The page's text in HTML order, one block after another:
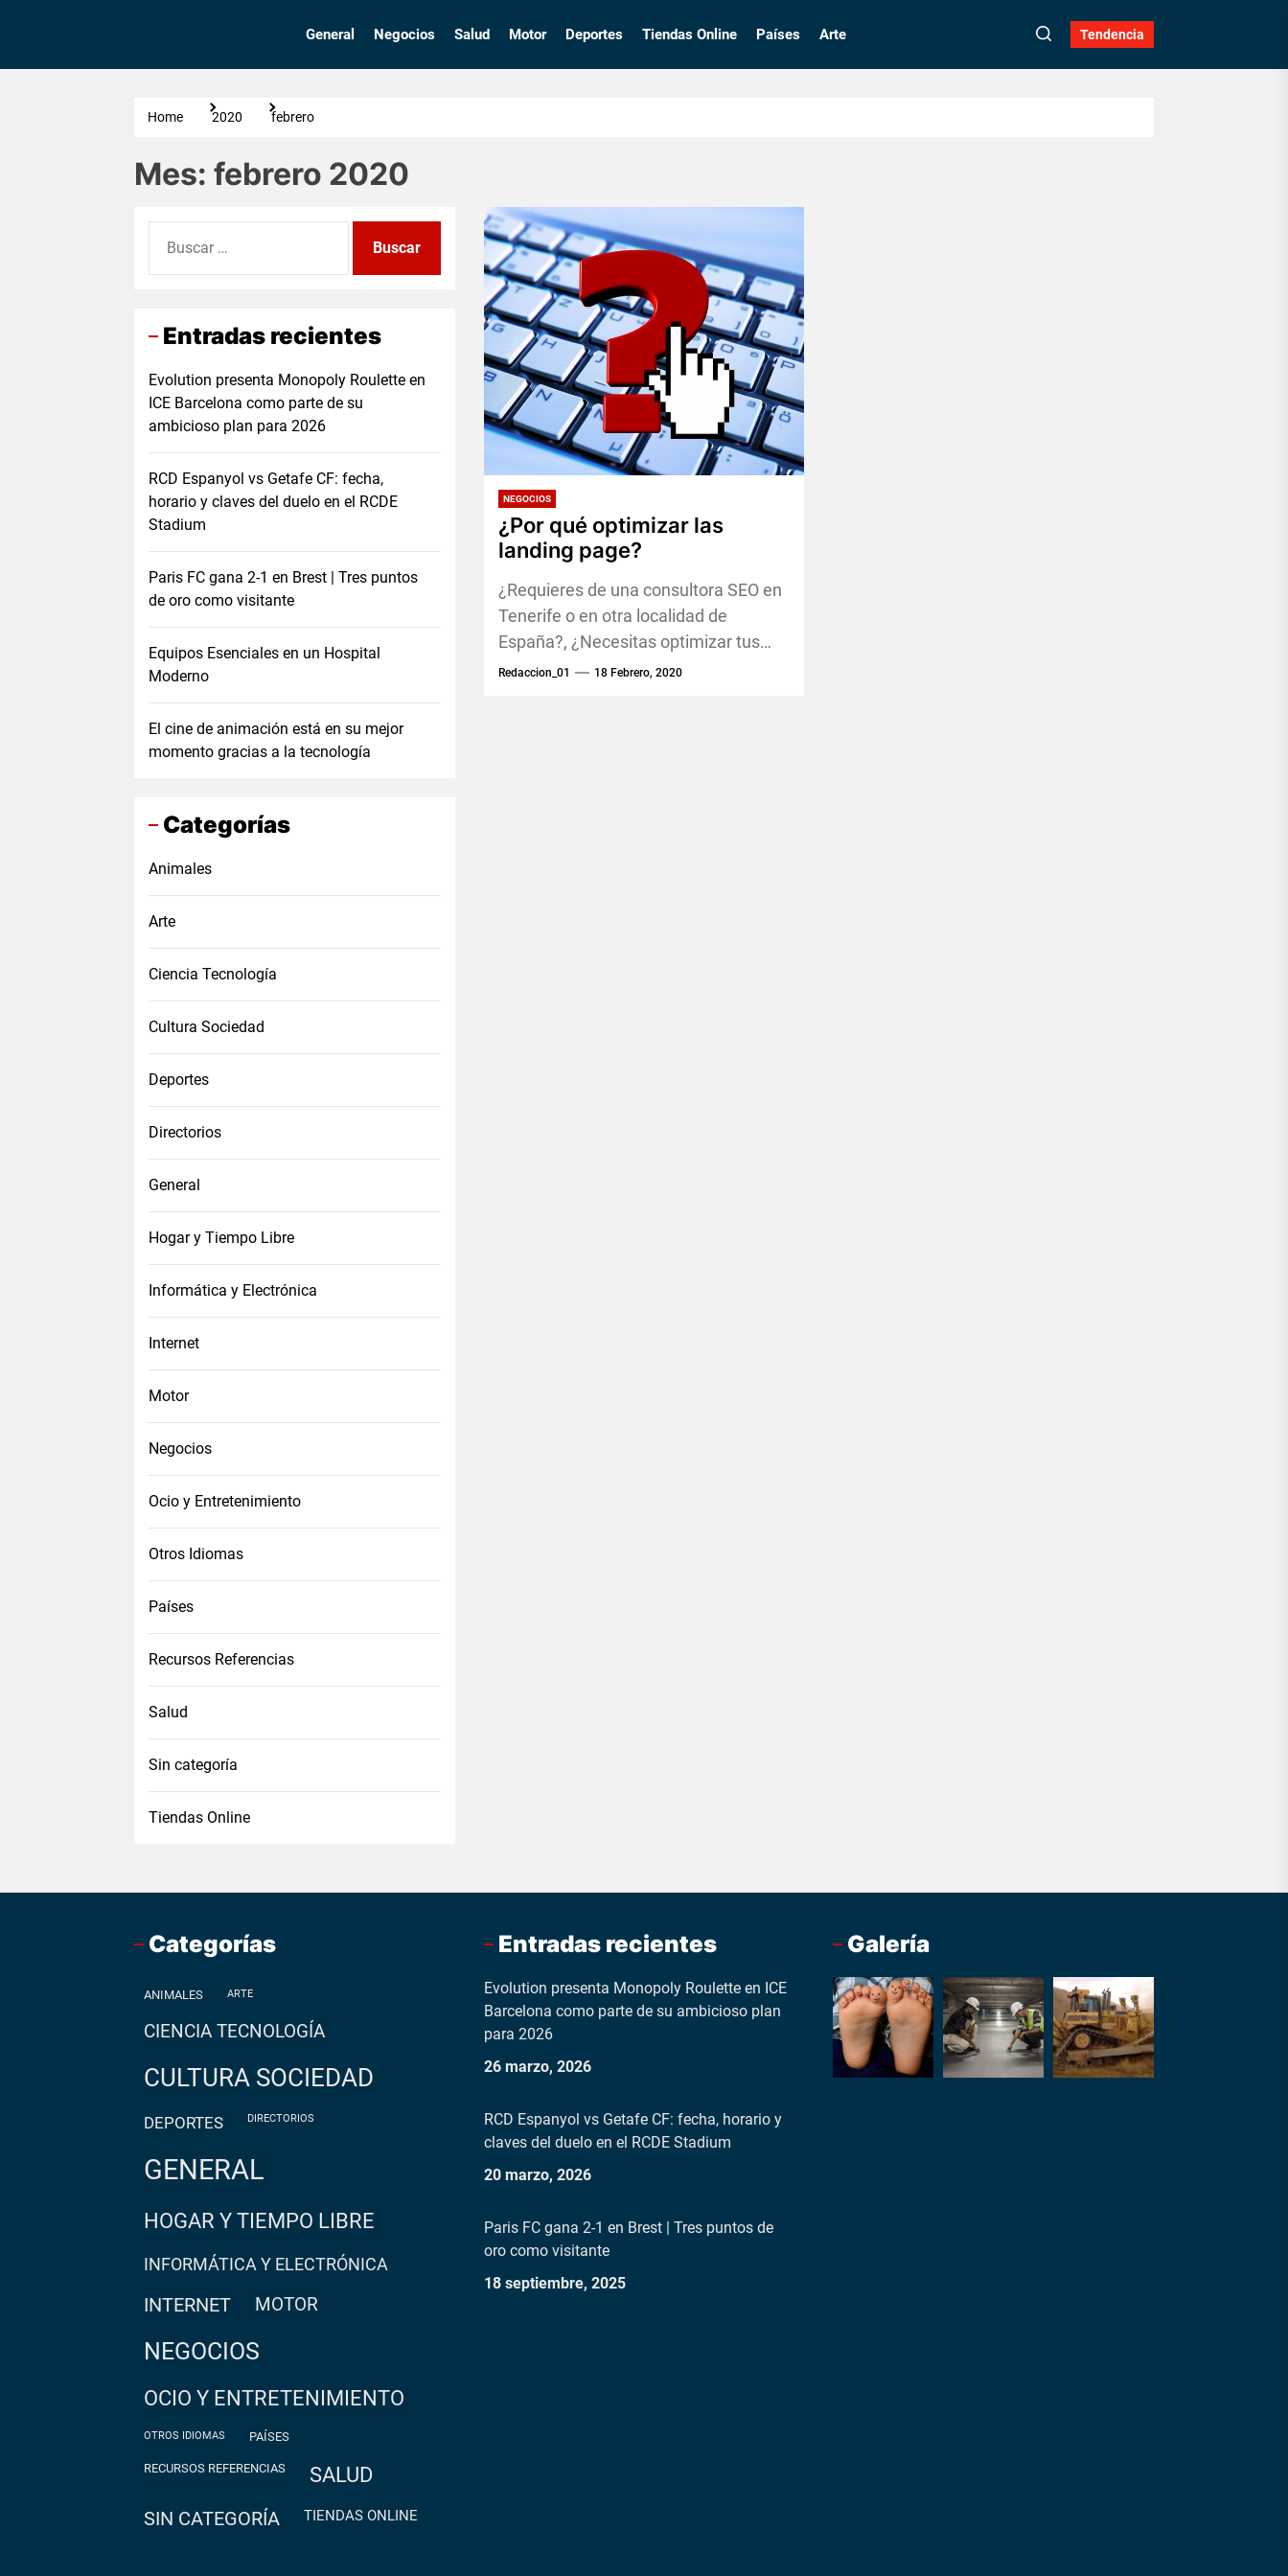
General Negocios Salud Motor Deportes Tiendas Online Países Arte Tendencia
Home 2020 febrero
Mes: febrero 2020
NEGOCIOS
¿Por qué optimizar las
landing page?
¿Requieres de una consultora SEO en
Tenerife o en otra localidad de
España?, ¿Necesitas optimizar tus
landing page y no sabes hacerlo?
Redaccion_01 18 Febrero, 2020
Entradas recientes
Evolution presenta Monopoly Roulette en
ICE Barcelona como parte de su
ambicioso plan para 2026
RCD Espanyol vs Getafe CF: fecha,
horario y claves del duelo en el RCDE
Stadium
Paris FC gana 2-1 en Brest | Tres puntos
de oro como visitante
Equipos Esenciales en un Hospital
Moderno
El cine de animación está en su mejor
momento gracias a la tecnología
Categorías
Animales
Arte
Ciencia Tecnología
Cultura Sociedad
Deportes
Directorios
General
Hogar y Tiempo Libre
Informática y Electrónica
Internet
Motor
Negocios
Ocio y Entretenimiento
Otros Idiomas
Países
Recursos Referencias
Salud
Sin categoría
Tiendas Online
Categorías
ANIMALES ARTE
CIENCIA TECNOLOGÍA
CULTURA SOCIEDAD
DEPORTES DIRECTORIOS
GENERAL
HOGAR Y TIEMPO LIBRE
INFORMÁTICA Y ELECTRÓNICA
INTERNET MOTOR
NEGOCIOS
OCIO Y ENTRETENIMIENTO
OTROS IDIOMAS PAÍSES
RECURSOS REFERENCIAS SALUD
SIN CATEGORÍA TIENDAS ONLINE
Entradas recientes
Evolution presenta Monopoly Roulette en ICE
Barcelona como parte de su ambicioso plan
para 2026
26 marzo, 2026
RCD Espanyol vs Getafe CF: fecha, horario y
claves del duelo en el RCDE Stadium
20 marzo, 2026
Paris FC gana 2-1 en Brest | Tres puntos de
oro como visitante
18 septiembre, 2025
Galería